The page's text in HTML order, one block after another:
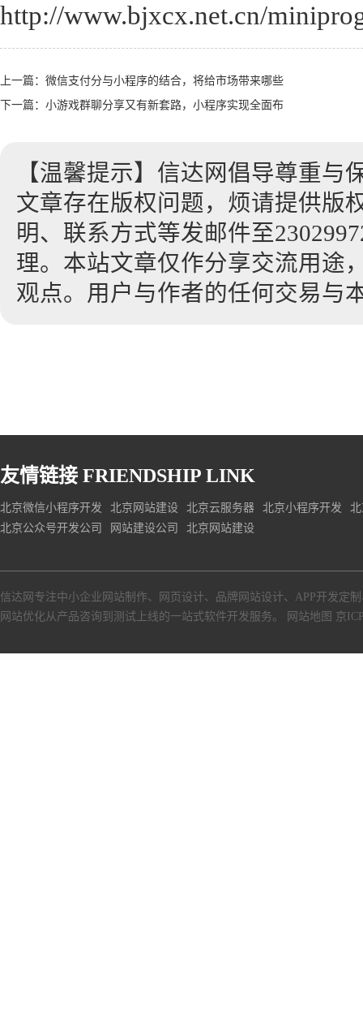
http://www.bjxcx.net.cn/
上一篇： 微信支付分与小程序的结合，将给市场带来哪些
下一篇： 小游戏群聊分享又有新套路，小程序实现全面布
【温馨提示】信达网倡导尊重与
文章存在版权问题，烦请提供版
明、联系方式等发邮件至
理。本站文章仅作分享交流用途
观点。用户与作者的任何交易与
友情链接 FRIENDSHIP LINK
北京微信小程序开发 北京网站建设 北京云服务器 北京小程序开发
北京公众号开发公司
网站建设公司 北京网站建设
信达网专注中小企业网站制作、 网页设计、 品牌网站设计、 APP开发定制
网站优化从产品咨询到测试上线的一站式软件开发服务。
网站地图 京